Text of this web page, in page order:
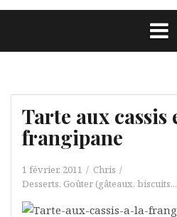
Tarte aux cassis
frangipane
1 février, 2011
Chris
Desserts, Goûter (gâteaux,